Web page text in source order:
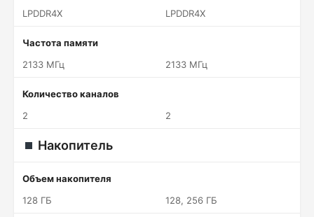
LPDDR4X
LPDDR4X
Частота памяти
2133 МГц
2133 МГц
Количество каналов
2
2
Накопитель
Объем накопителя
128 ГБ
128, 256 ГБ